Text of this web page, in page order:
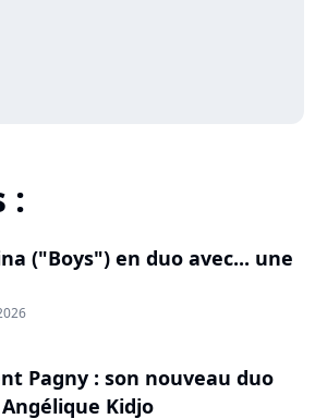
:
("Boys") en duo avec... une
Pagny : son nouveau duo
Kidjo